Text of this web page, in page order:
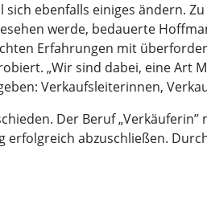
ebenfalls einiges ändern.
werde, bedauerte
Erfahrungen mit
„Wir sind dabei, eine Art
Verkaufsleiterinnen,
Der Beruf „Verkäuferin”
erfolgreich abzuschließen.